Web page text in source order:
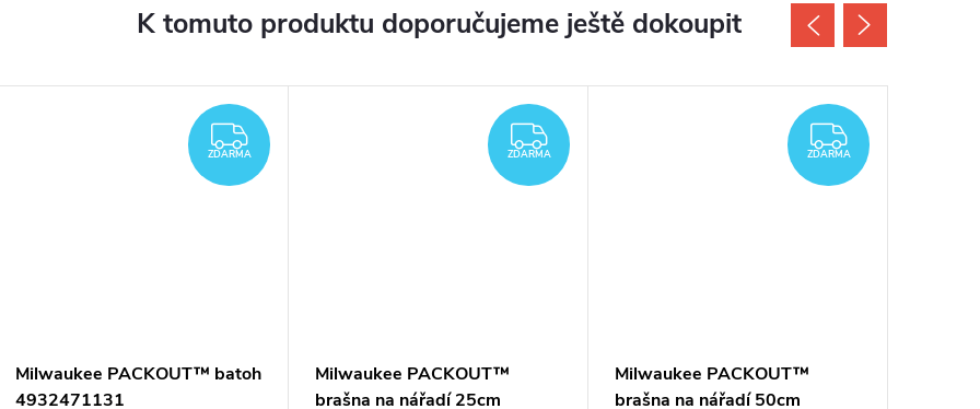
K tomuto produktu doporučujeme ještě dokoupit
ZDARMA
ZDARMA
Milwaukee PACKOUT™ batoh
4932471131
ZDARMA
ZDARMA
Milwaukee PACKOUT™
brašna na nářadí 25cm
ZDARMA
ZDARMA
Milwaukee PACKOUT™
brašna na nářadí 50cm